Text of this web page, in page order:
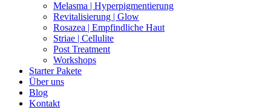
Melasma | Hyperpigmentierung
Revitalisierung | Glow
Rosazea | Empfindliche Haut
Striae | Cellulite
Post Treatment
Workshops
Starter Pakete
Über uns
Blog
Kontakt